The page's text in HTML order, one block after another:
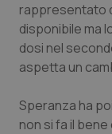
Umbria
Valle
Veneto
rappresentato
disponibile ma
dosi nel
aspetta un
Speranza ha
non si fa il